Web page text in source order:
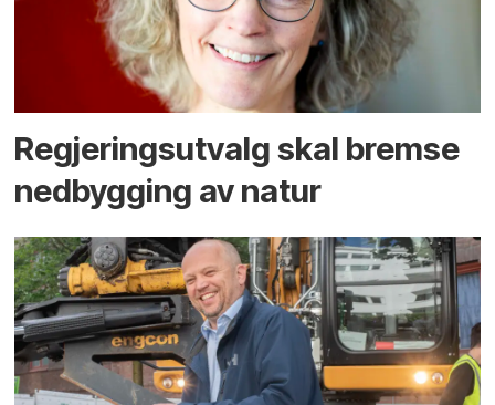
Regjerings­utvalg skal bremse
ned­bygging av natur